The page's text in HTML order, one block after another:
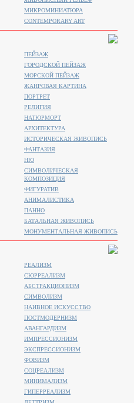
МИКРОМИНИАТЮРА
CONTEMPORARY ART
ПЕЙЗАЖ
ГОРОДСКОЙ ПЕЙЗАЖ
МОРСКОЙ ПЕЙЗАЖ
ЖАНРОВАЯ КАРТИНА
ПОРТРЕТ
РЕЛИГИЯ
НАТЮРМОРТ
АРХИТЕКТУРА
ИСТОРИЧЕСКАЯ ЖИВОПИСЬ
ФАНТАЗИЯ
НЮ
СИМВОЛИЧЕСКАЯ
КОМПОЗИЦИЯ
ФИГУРАТИВ
АНИМАЛИСТИКA
ПАННО
БАТАЛЬНАЯ ЖИВОПИСЬ
МОНУМЕНТАЛЬНАЯ ЖИВОПИСЬ
РЕАЛИЗМ
СЮРРЕАЛИЗМ
АБСТРАКЦИОНИЗМ
СИМВОЛИЗМ
НАИВНОЕ ИСКУССТВО
ПОСТМОДЕРНИЗМ
АВАНГАРДИЗМ
ИМПРЕССИОНИЗМ
ЭКСПРЕССИОНИЗМ
ФОВИЗМ
СОЦРЕАЛИЗМ
МИНИМАЛИЗМ
ГИПЕРРЕАЛИЗМ